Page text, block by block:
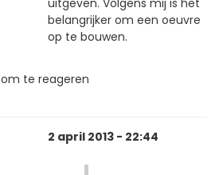
uitgeven. Volgens mij is het
belangrijker om een oeuvre
op te bouwen.
om te reageren
2 april 2013 - 22:44